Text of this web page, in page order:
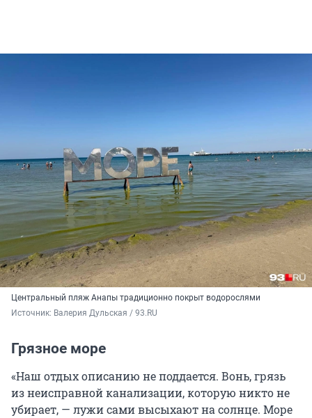
Центральный пляж Анапы традиционно покрыт водорослями
Источник: Валерия Дульская / 93.RU
Грязное море
«Наш отдых описанию не поддается. Вонь, грязь
из неисправной канализации, которую никто не
убирает, — лужи сами высыхают на солнце. Море